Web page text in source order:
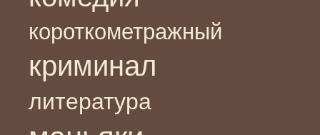
короткометражный
криминал
литература